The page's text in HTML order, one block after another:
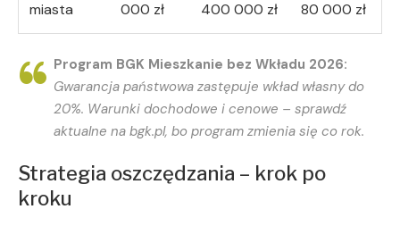
miasta
000 zł
400 000 zł
80 000 zł
Program BGK Mieszkanie bez Wkładu 2026:
Gwarancja państwowa zastępuje wkład własny do
20%. Warunki dochodowe i cenowe – sprawdź
aktualne na bgk.pl, bo program zmienia się co rok.
Strategia oszczędzania – krok po
kroku